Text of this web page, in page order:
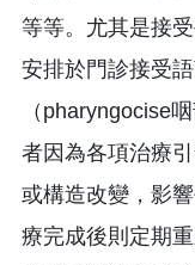
等等。尤其是接
安排於門診接受
（pharyngocise
者因為各項治療
或構造改變，影
療完成後則定期